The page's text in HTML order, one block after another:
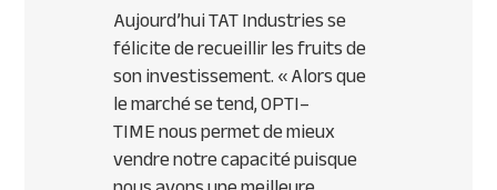
Aujourd’huiTATIndustries se
félicite de recueillir les fruits de
son investissement.« Alors que
le marché se tend,OPTI–
TIMEnous permet de mieux
vendre notre capacité puisque